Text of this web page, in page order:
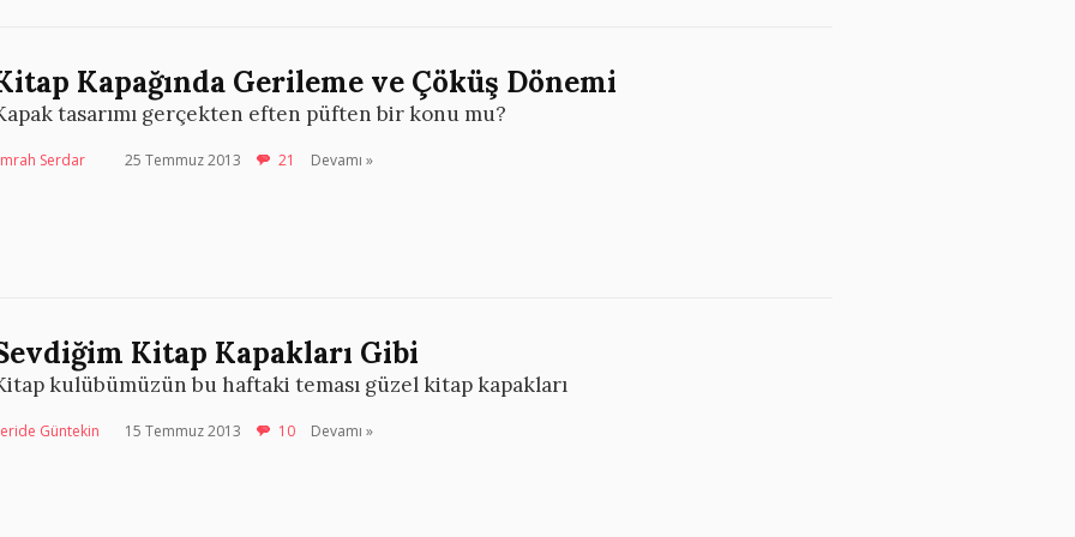
Kapağında Gerileme ve Çöküş Dönemi
tasarımı gerçekten eften püften bir konu mu?
Serdar 25 Temmuz 2013 21 Devamı »
Kitap Kapakları Gibi
kulübümüzün bu haftaki teması güzel kitap kapakları
Güntekin 15 Temmuz 2013 10 Devamı »